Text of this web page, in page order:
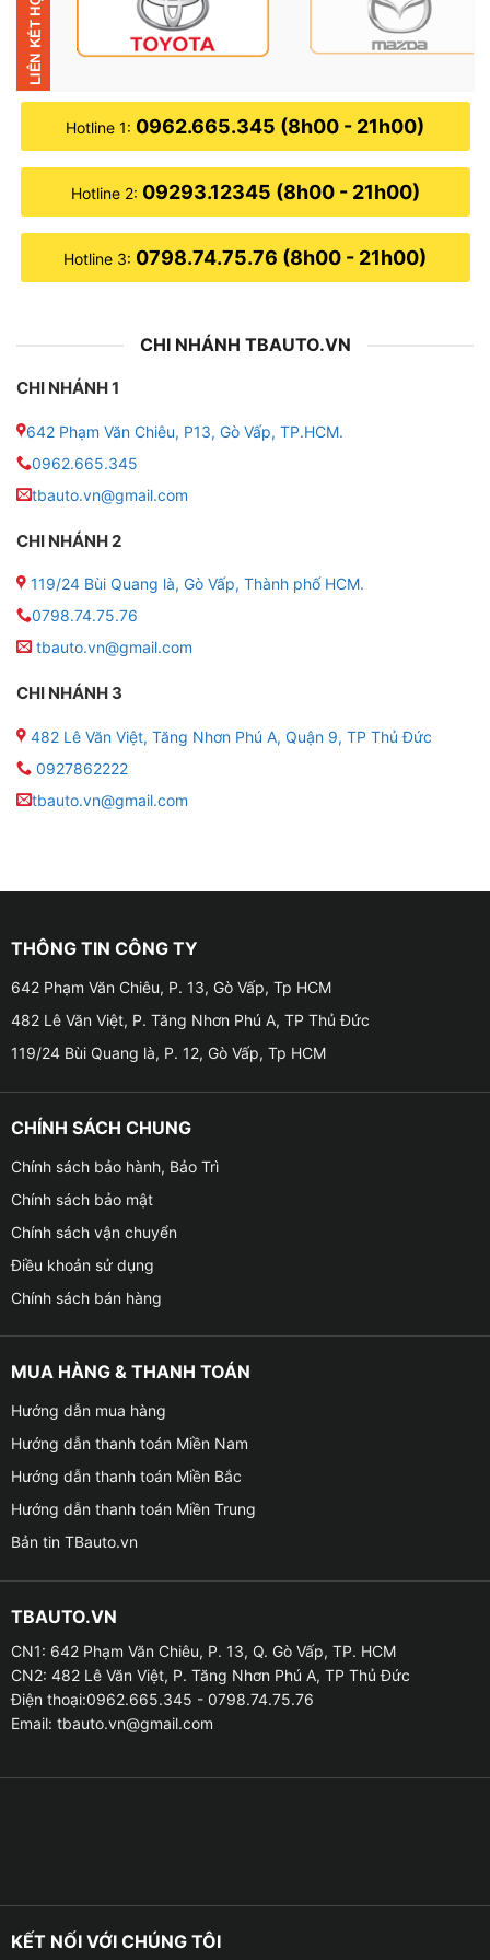
● CPU: UIS7862S
● Chip: Octa-care 2*A75 + 6*A55
● Main: 8*2.0Hz
● Độ phân giải: 1280*720px
● Kết nối: Wifi, Bluetooth, Sim 4G
● Năm sản xuất: 2025
số tự động hiển thị góc lái
● Trợ lý ảo Kiki: Hỗ trợ điều khiển giọng nói tiếng Việt
● Cổng kết nối USB, AV-in, cổng camera lùi, camera
hành trình, jack zin
● Hỗ trợ CarPlay/Android Auto Có, hỗ trợ kết nối
không dây
● Bảo hành 2 năm chính hãng – 1 đổi 1 trong 12 tháng
Những tính năng nổi bật của màn hình Zestech Z18
360 trên Toyota Fortuner 2016 – 2024
Camera 360 độ siêu nét – Quan sát toàn cảnh
– Gồm 4 mắt camera góc rộng lắp ở phía trước, sau và
hai bên gương chiếu hậu.
– Tạo hình ảnh góc nhìn từ trên xuống (Bird View) thời
– Hiển thị theo từng hướng đánh lái: trái, phải, tiến, lùi.
– Hình ảnh sắc nét, chống nhiễu tốt, phù hợp cho cả
ban ngày và ban đêm.
– Mô phỏng toàn cảnh 3D giúp người lái quan sát mọi
góc khuất, tránh va chạm cực hiệu quả.
– Ngoài ra, camera có khả năng ghi hình hành trình
360 độ, lưu trữ mọi khoảnh khắc di chuyển và làm
bằng chứng khi có va chạm.
Hotline 1: 0962.665.345 (8h00 - 21h00)
Hotline 2: 09293.12345 (8h00 - 21h00)
Hotline 3: 0798.74.75.76 (8h00 - 21h00)
CHI NHÁNH TBAUTO.VN
CHI NHÁNH 1
642 Phạm Văn Chiêu, P13, Gò Vấp, TP.HCM.
0962.665.345
tbauto.vn@gmail.com
CHI NHÁNH 2
119/24 Bùi Quang là, Gò Vấp, Thành phố HCM.
0798.74.75.76
tbauto.vn@gmail.com
CHI NHÁNH 3
482 Lê Văn Việt, Tăng Nhơn Phú A, Quận 9, TP Thủ Đức
0927862222
tbauto.vn@gmail.com
THÔNG TIN CÔNG TY
642 Phạm Văn Chiêu, P. 13, Gò Vấp, Tp HCM
482 Lê Văn Việt, P. Tăng Nhơn Phú A, TP Thủ Đức
119/24 Bùi Quang là, P. 12, Gò Vấp, Tp HCM
CHÍNH SÁCH CHUNG
Chính sách bảo hành, Bảo Trì
Chính sách bảo mật
Chính sách vận chuyển
Điều khoản sử dụng
Chính sách bán hàng
MUA HÀNG & THANH TOÁN
Hướng dẫn mua hàng
Hướng dẫn thanh toán Miền Nam
Hướng dẫn thanh toán Miền Bắc
Hướng dẫn thanh toán Miền Trung
Bản tin TBauto.vn
TBAUTO.VN
CN1: 642 Phạm Văn Chiêu, P. 13, Q. Gò Vấp, TP. HCM
CN2: 482 Lê Văn Việt, P. Tăng Nhơn Phú A, TP Thủ Đức
Điện thoại:0962.665.345 - 0798.74.75.76
Email: tbauto.vn@gmail.com
KẾT NỐI VỚI CHÚNG TÔI